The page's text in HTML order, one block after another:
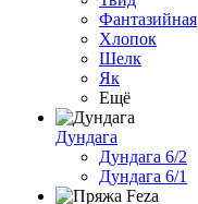
Фантазийная
Хлопок
Шелк
Як
Ещё
Дундага
Дундага 6/2
Дундага 6/1